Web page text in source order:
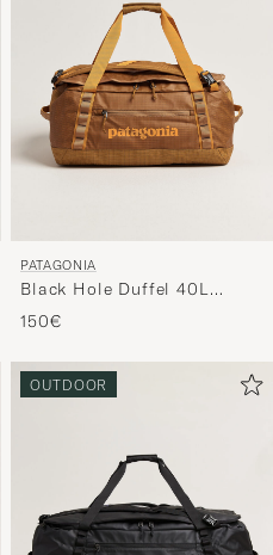
PATAGONIA
Black Hole Duffel 40L
Cinnamon Brown
150€
OUTDOOR